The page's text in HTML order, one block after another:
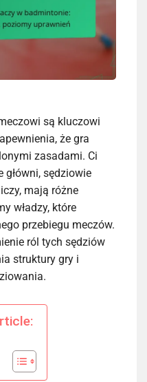
są kluczowi
że gra
zasadami. Ci
główni, sędziowie
mają różne
władzy, które
przebiegu meczów.
ról tych sędziów
struktury gry i